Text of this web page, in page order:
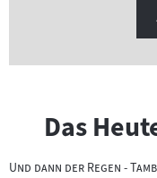
Das
"Und dann der Regen -